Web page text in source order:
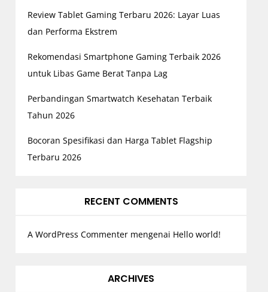
Review Tablet Gaming Terbaru 2026: Layar Luas
dan Performa Ekstrem
Rekomendasi Smartphone Gaming Terbaik 2026
untuk Libas Game Berat Tanpa Lag
Perbandingan Smartwatch Kesehatan Terbaik
Tahun 2026
Bocoran Spesifikasi dan Harga Tablet Flagship
Terbaru 2026
RECENT COMMENTS
A WordPress Commentermengenai Hello world!
ARCHIVES